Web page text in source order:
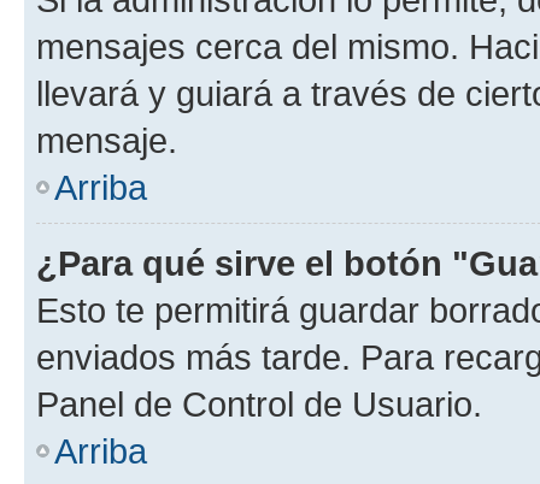
mensajes cerca del mismo.
llevará y guiará a través de
mensaje.
Arriba
¿Para qué sirve el botón
Esto te permitirá guardar
enviados más tarde. Para
Panel de Control de Usuario.
Arriba